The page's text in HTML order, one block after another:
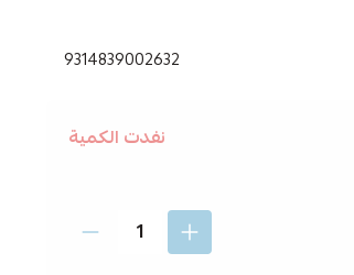
9314839002632
نفدت الكمية